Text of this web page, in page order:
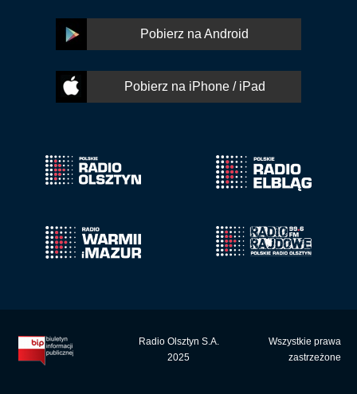
Pobierz na Android
Pobierz na iPhone / iPad
Radio Olsztyn S.A.
2025
Wszystkie prawa
zastrzeżone